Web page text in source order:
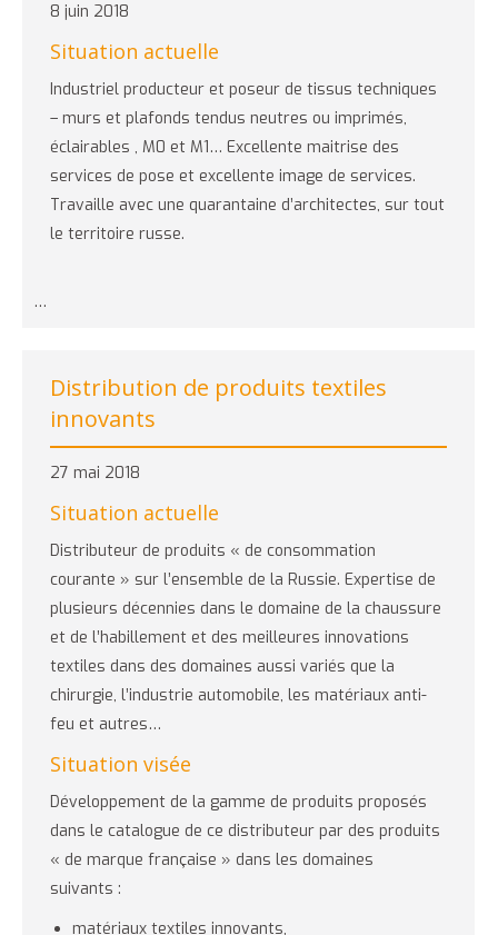
8 juin 2018
Situation actuelle
Industriel producteur et poseur de tissus techniques
– murs et plafonds tendus neutres ou imprimés,
éclairables , M0 et M1… Excellente maitrise des
services de pose et excellente image de services.
Travaille avec une quarantaine d’architectes, sur tout
le territoire russe.
…
Distribution de produits textiles
innovants
27 mai 2018
Situation actuelle
Distributeur de produits « de consommation
courante » sur l’ensemble de la Russie. Expertise de
plusieurs décennies dans le domaine de la chaussure
et de l’habillement et des meilleures innovations
textiles dans des domaines aussi variés que la
chirurgie, l’industrie automobile, les matériaux anti-
feu et autres…
Situation visée
Développement de la gamme de produits proposés
dans le catalogue de ce distributeur par des produits
« de marque française » dans les domaines
suivants :
matériaux textiles innovants,